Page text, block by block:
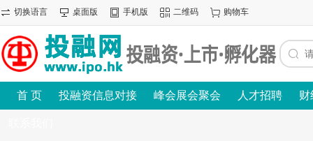
切换语言 桌面版 手机版 二维码 购物车
首 页 投融资信息对接 峰会展会聚会 人才招聘 财